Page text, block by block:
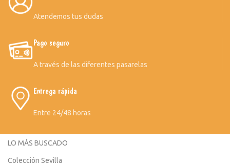
Atendemos tus dudas
Pago seguro
A través de las diferentes pasarelas
Entrega rápida
Entre 24/48 horas
LO MÁS BUSCADO
Colección Sevilla